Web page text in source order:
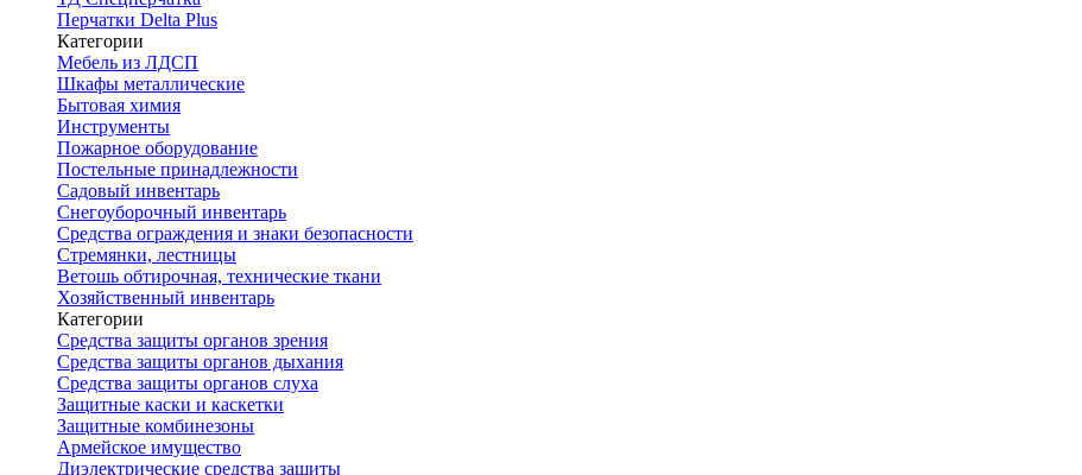
Перчатки Delta Plus
Категории
Мебель из ЛДСП
Шкафы металлические
Бытовая химия
Инструменты
Пожарное оборудование
Постельные принадлежности
Садовый инвентарь
Снегоуборочный инвентарь
Средства ограждения и знаки безопасности
Стремянки, лестницы
Ветошь обтирочная, технические ткани
Хозяйственный инвентарь
Категории
Средства защиты органов зрения
Средства защиты органов дыхания
Средства защиты органов слуха
Защитные каски и каскетки
Защитные комбинезоны
Армейское имущество
Диэлектрические средства защиты